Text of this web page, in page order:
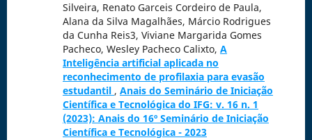
Silveira, Renato Garceis Cordeiro de Paula,
Alana da Silva Magalhães, Márcio Rodrigues
da Cunha Reis3, Viviane Margarida Gomes
Pacheco, Wesley Pacheco Calixto, A
Inteligência artificial aplicada no
reconhecimento de profilaxia para evasão
estudantil , Anais do Seminário de Iniciação
Científica e Tecnológica do IFG: v. 16 n. 1
(2023): Anais do 16º Seminário de Iniciação
Científica e Tecnológica - 2023